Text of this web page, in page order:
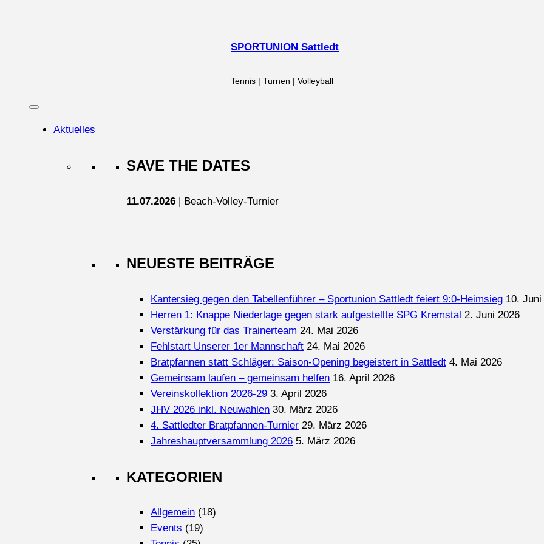
SPORTUNION Sattledt
Tennis | Turnen | Volleyball
Aktuelles
SAVE THE DATES
11.07.2026 | Beach-Volley-Turnier
NEUESTE BEITRÄGE
Kantersieg gegen den Tabellenführer – Sportunion Sattledt feiert 9:0-Heimsieg 10. Juni
Herren 1: Knappe Niederlage gegen stark aufgestellte SPG Kremstal 2. Juni 2026
Verstärkung für das Trainerteam 24. Mai 2026
Fehlstart Unserer 1er Mannschaft 24. Mai 2026
Bratpfannen statt Schläger: Saison-Opening begeistert in Sattledt 4. Mai 2026
Gemeinsam laufen – gemeinsam helfen 16. April 2026
Vereinskollektion 2026-29 3. April 2026
JHV 2026 inkl. Neuwahlen 30. März 2026
4. Sattledter Bratpfannen-Turnier 29. März 2026
Jahreshauptversammlung 2026 5. März 2026
KATEGORIEN
Allgemein (18)
Events (19)